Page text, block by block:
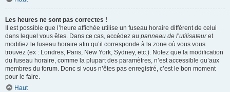
Les heures ne sont pas correctes !
Il est possible que l’heure affichée utilise un fuseau horaire différent de celui
dans lequel vous êtes. Dans ce cas, accédez au panneau de l’utilisateuret
modifiez le fuseau horaire afin qu’il corresponde à la zone où vous vous
trouvez (ex : Londres, Paris, New York, Sydney, etc.). Notez que la modification
du fuseau horaire, comme la plupart des paramètres, n’est accessible qu’aux
membres du forum. Donc si vous n’êtes pas enregistré, c’est le bon moment
pour le faire.
Haut